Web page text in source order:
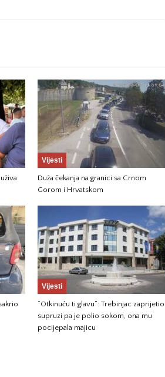
Vijesti
Duža čekanja na granici sa Crnom
Gorom i Hrvatskom
Vijesti
“Otkinuću ti glavu”: Trebinjac zaprijetio
supruzi pa je polio sokom, ona mu
pocijepala majicu